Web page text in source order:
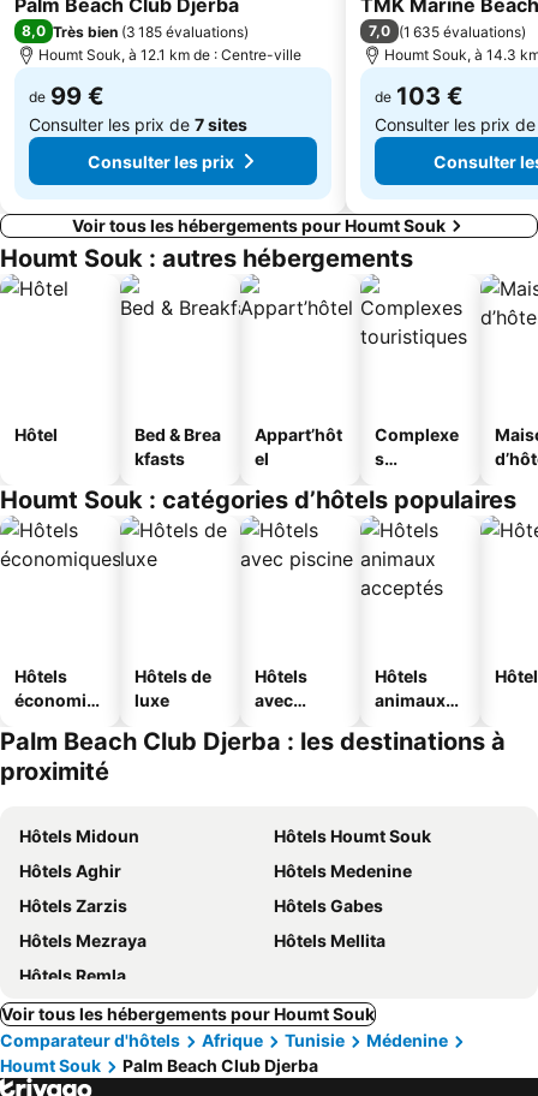
Palm Beach Club Djerba
8,0 Très bien (3 185 évaluations)
Houmt Souk, à 12.1 km de : Centre-ville
de 99 €
Consulter les prix de 7 sites
Consulter les prix
TMK Marine
7,0 (1 635 évaluations)
Houmt Souk, à 14.3
de 103 €
Consulter les prix
Consulter
Voir tous les hébergements pour Houmt Souk
Houmt Souk : autres hébergements
Hôtel
Bed & Brea
kfasts
Appart’hôt
el
Complexe
s
s
Houmt Souk : catégories d’hôtels populaires
Hôtels
économiq
Hôtels de
luxe
Hôtels
avec
Hôtels
animaux
Palm Beach Club Djerba : les destinations à
proximité
Hôtels Midoun
Hôtels Houmt Souk
Hôtels Aghir
Hôtels Medenine
Hôtels Zarzis
Hôtels Gabes
Hôtels Mezraya
Hôtels Mellita
Hôtels Remla
Voir tous les hébergements pour Houmt Souk
Comparateur d'hôtels
Afrique Tunisie
Médenine
Houmt Souk
Palm Beach Club Djerba